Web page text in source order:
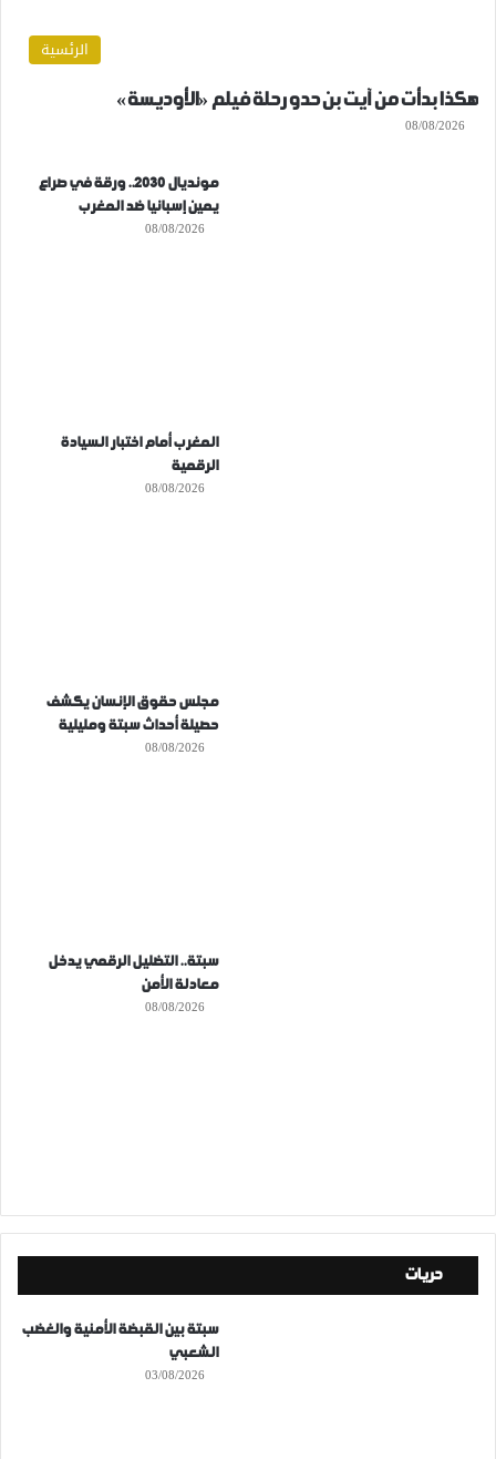
الرئسية
هكذا بدأت من آيت بن حدو رحلة فيلم «الأوديسة»
08/08/2026
مونديال 2030.. ورقة في صراع
يمين إسبانيا ضد المغرب
08/08/2026
المغرب أمام اختبار السيادة
الرقمية
08/08/2026
مجلس حقوق الإنسان يكشف
حصيلة أحداث سبتة ومليلية
08/08/2026
سبتة.. التضليل الرقمي يدخل
معادلة الأمن
08/08/2026
حريات
سبتة بين القبضة الأمنية والغضب
الشعبي
03/08/2026